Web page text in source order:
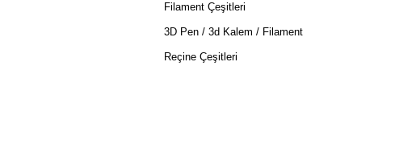
Filament Çeşitleri
3D Pen / 3d Kalem / Filament
Reçine Çeşitleri